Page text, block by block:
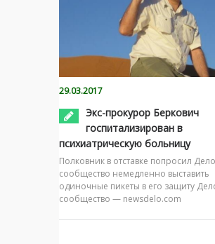
29.03.2017
Экс-прокурор Беркович
госпитализирован в
психиатрическую больницу
Полковник в отставке попросил
сообщество немедленно выставить
одиночные пикеты в его защиту
сообщество — newsdelo.com